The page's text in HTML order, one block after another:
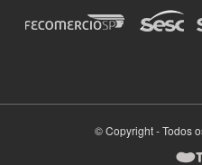
© Copyright - Todos